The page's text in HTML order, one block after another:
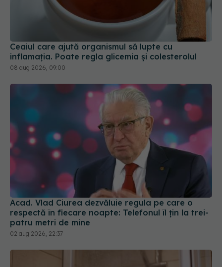
Ceaiul care ajută organismul să lupte cu
inflamația. Poate regla glicemia și colesterolul
08 aug 2026, 09:00
Acad. Vlad Ciurea dezvăluie regula pe care o
respectă în fiecare noapte: Telefonul îl țin la trei-
patru metri de mine
02 aug 2026, 22:37